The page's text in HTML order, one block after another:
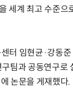
세계 최고 수준
터 임현균·강동
팀과 공동연구
논문을 게재했다.